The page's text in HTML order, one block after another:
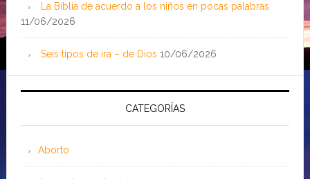
La Biblia de acuerdo a los niños en pocas palabras
11/06/2026
Seis tipos de ira – de Dios 10/06/2026
CATEGORÍAS
Aborto